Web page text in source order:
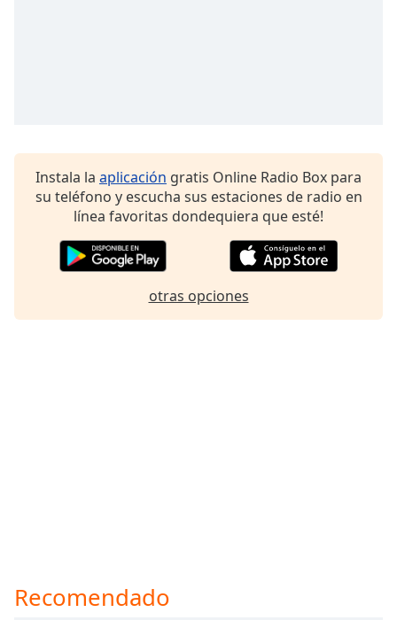
Instala la aplicación gratis Online Radio Box para
su teléfono y escucha sus estaciones de radio en
línea favoritas dondequiera que esté!
otras opciones
Recomendado